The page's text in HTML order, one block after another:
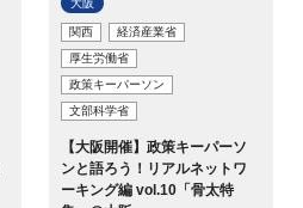
関西
経済産業省
厚生労働省
政策キーパーソン
文部科学省
【大阪開催】政策キーパーソ
ンと語ろう！リアルネットワ
ーキング編 vol.10「骨太特